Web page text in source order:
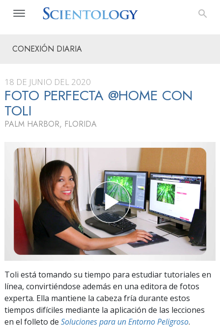
CONEXIÓN DIARIA
18 DE JUNIO DEL 2020
FOTO PERFECTA @HOME CON
TOLI
PALM HARBOR, FLORIDA
Toli está tomando su tiempo para estudiar tutoriales en
línea, convirtiéndose además en una editora de fotos
experta. Ella mantiene la cabeza fría durante estos
tiempos difíciles mediante la aplicación de las lecciones
en el folleto de Soluciones para un Entorno Peligroso.